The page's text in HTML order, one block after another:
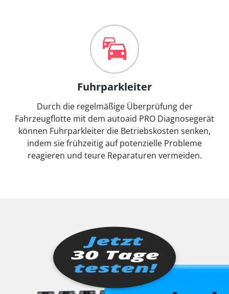
Fuhrparkleiter
Durch die regelmäßige Überprüfung der
Fahrzeugflotte mit dem autoaid PRO Diagnosegerät
können Fuhrparkleiter die Betriebskosten senken,
indem sie frühzeitig auf potenzielle Probleme
reagieren und teure Reparaturen vermeiden.